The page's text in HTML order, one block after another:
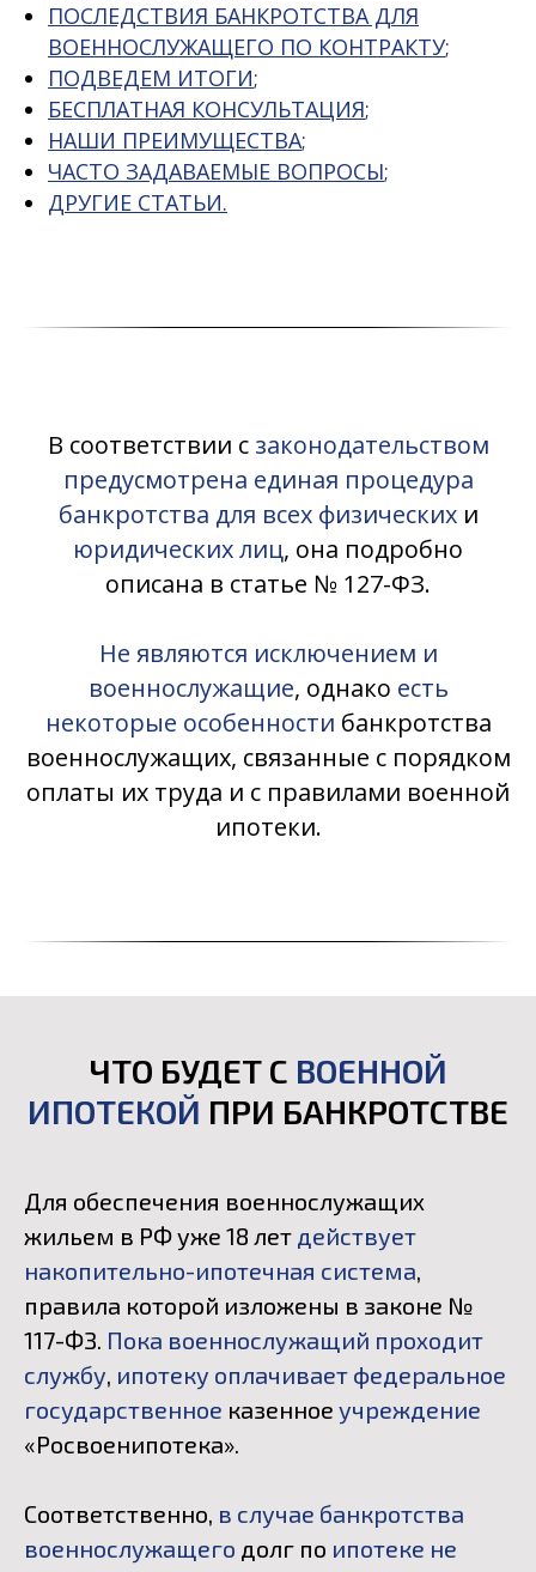
ПОСЛЕДСТВИЯ БАНКРОТСТВА ДЛЯ
ВОЕННОСЛУЖАЩЕГО ПО КОНТРАКТУ;
ПОДВЕДЕМ ИТОГИ;
БЕСПЛАТНАЯ КОНСУЛЬТАЦИЯ;
НАШИ ПРЕИМУЩЕСТВА;
ЧАСТО ЗАДАВАЕМЫЕ ВОПРОСЫ;
ДРУГИЕ СТАТЬИ.
В соответствии с законодательством
предусмотрена единая процедура
банкротства для всех физических и
юридических лиц, она подробно
описана в статье № 127-ФЗ.
Не являются исключением и
военнослужащие, однако есть
некоторые особенности банкротства
военнослужащих, связанные с порядком
оплаты их труда и с правилами военной
ипотеки.
ЧТО БУДЕТ С ВОЕННОЙ
ИПОТЕКОЙ ПРИ БАНКРОТСТВЕ
Для обеспечения военнослужащих
жильем в РФ уже 18 лет действует
накопительно-ипотечная система,
правила которой изложены в законе №
117-ФЗ. Пока военнослужащий проходит
службу, ипотеку оплачивает федеральное
государственное казенное учреждение
«Росвоенипотека».
Соответственно, в случае банкротства
военнослужащего долг по ипотеке не